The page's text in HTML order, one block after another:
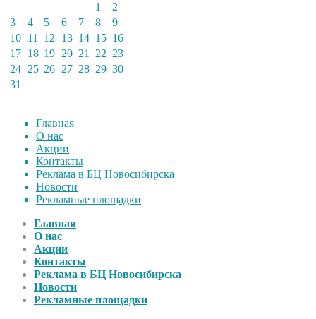
1
2
3
4 5 6 7 8
9
10 11 12 13 14 15 16
17 18 19 20 21 22 23
24 25 26 27 28 29 30
31
Главная
О нас
Акции
Контакты
Реклама в БЦ Новосибирска
Новости
Рекламные площадки
Главная
О нас
Акции
Контакты
Реклама в БЦ Новосибирска
Новости
Рекламные площадки